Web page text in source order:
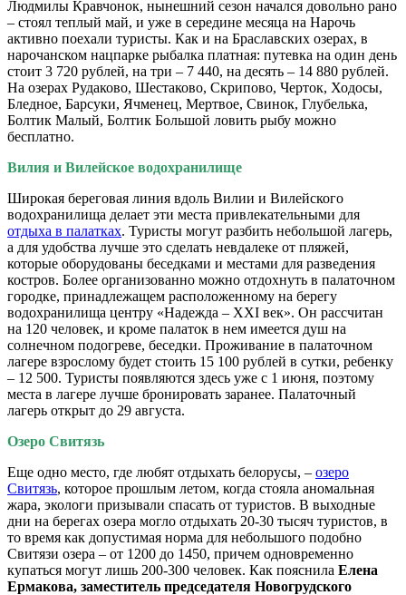
Людмилы Кравчонок, нынешний сезон начался довольно рано
– стоял теплый май, и уже в середине месяца на Нарочь
активно поехали туристы. Как и на Браславских озерах, в
нарочанском нацпарке рыбалка платная: путевка на один день
стоит 3 720 рублей, на три – 7 440, на десять – 14 880 рублей.
На озерах Рудаково, Шестаково, Скрипово, Черток, Ходосы,
Бледное, Барсуки, Ячменец, Мертвое, Свинок, Глубелька,
Болтик Малый, Болтик Большой ловить рыбу можно
бесплатно.
Вилия и Вилейское водохранилище
Широкая береговая линия вдоль Вилии и Вилейского
водохранилища делает эти места привлекательными для
отдыха в палатках. Туристы могут разбить небольшой лагерь,
а для удобства лучше это сделать невдалеке от пляжей,
которые оборудованы беседками и местами для разведения
костров. Более организованно можно отдохнуть в палаточном
городке, принадлежащем расположенному на берегу
водохранилища центру «Надежда – XXI век». Он рассчитан
на 120 человек, и кроме палаток в нем имеется душ на
солнечном подогреве, беседки. Проживание в палаточном
лагере взрослому будет стоить 15 100 рублей в сутки, ребенку
– 12 500. Туристы появляются здесь уже с 1 июня, поэтому
места в лагере лучше бронировать заранее. Палаточный
лагерь открыт до 29 августа.
Озеро Свитязь
Еще одно место, где любят отдыхать белорусы, – озеро
Свитязь, которое прошлым летом, когда стояла аномальная
жара, экологи призывали спасать от туристов. В выходные
дни на берегах озера могло отдыхать 20-30 тысяч туристов, в
то время как допустимая норма для небольшого подобно
Свитязи озера – от 1200 до 1450, причем одновременно
купаться могут лишь 200-300 человек. Как пояснила Елена
Ермакова, заместитель председателя Новогрудского